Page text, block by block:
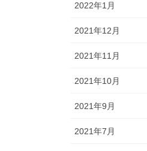
2022年1月
2021年12月
2021年11月
2021年10月
2021年9月
2021年7月